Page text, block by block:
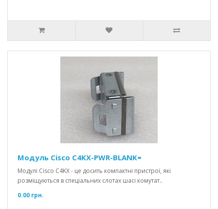
Модуль Cisco C4KX-PWR-BLANK=
Модулі Cisco C4KX - це досить компактні пристрої, які
розміщуються в спеціальних слотах шасі комутат..
0.00 грн.